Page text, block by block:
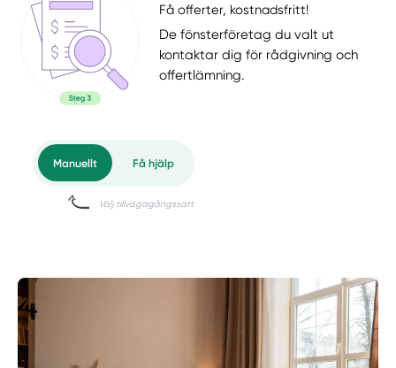
Få offerter, kostnadsfritt!
De fönsterföretag du valt ut
kontaktar dig för rådgivning och
offertlämning.